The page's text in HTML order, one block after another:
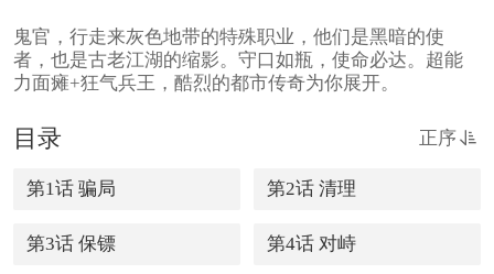
鬼官，行走来灰色地带的特殊职业，他们是黑暗的使
者，也是古老江湖的缩影。守口如瓶，使命必达。超能
力面瘫+狂气兵王，酷烈的都市传奇为你展开。
目录 正序
第1话 骗局 第2话 清理
第3话 保镖 第4话 对峙